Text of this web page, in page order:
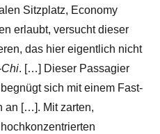
Sitzplatz, Economy
erlaubt, versucht dieser
das hier eigentlich nicht
Chi. […] Dieser Passagier
sich mit einem Fast-
an […]. Mit zarten,